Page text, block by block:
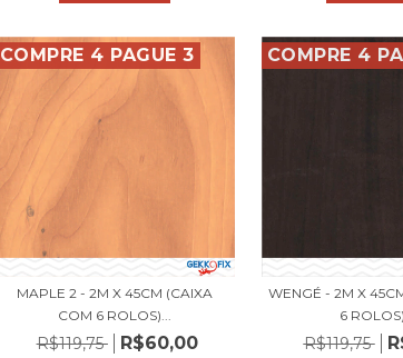
COMPRE 4 PAGUE 3
MAPLE 2 - 2M X 45CM (CAIXA
COM 6 ROLOS)...
R$119,75 R$60,00
COMPRE 4
WENGÉ - 2M X
6 ROLOS)
R$119,75